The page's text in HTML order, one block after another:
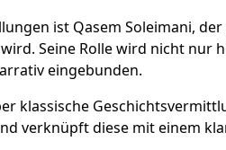
ist Qasem Soleimani,
Seine Rolle wird nicht nur
eingebunden.
klassische
verknüpft diese mit einem